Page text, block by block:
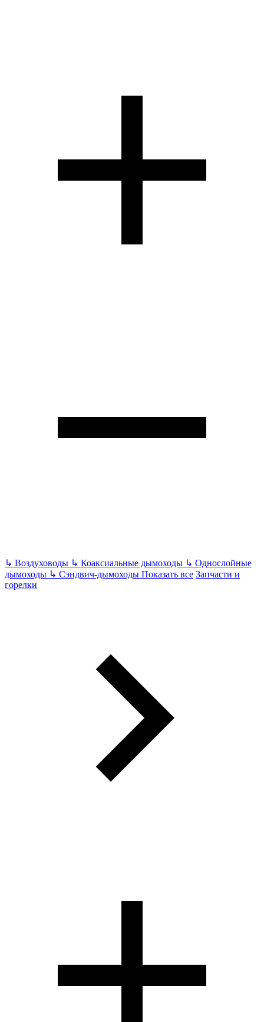
↳ Воздуховоды ↳ Коаксиальные дымоходы ↳ Однослойные
дымоходы ↳ Сэндвич-дымоходы Показать все Запчасти и
горелки